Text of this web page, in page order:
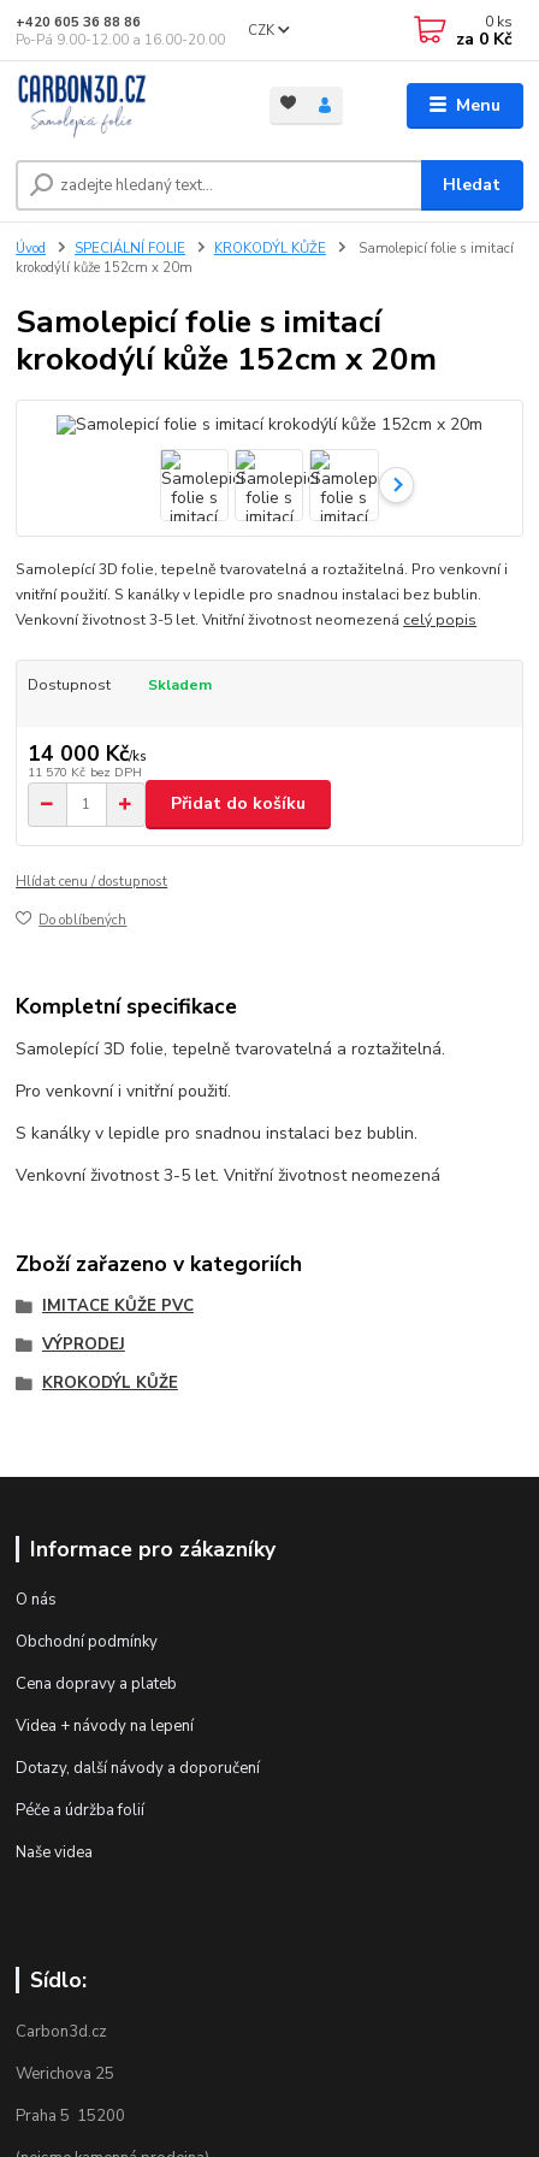
Menu
CZK
Hledat
+420 605 36 88 86
Po-Pá 9.00-12.00 a 16.00-20.00
0 ks
za 0 Kč
Úvod SPECIÁLNÍ FOLIE KROKODÝL KŮŽE
Samolepicí folie s imitací
krokodýlí kůže 152cm x 20m
Samolepicí folie s imitací
krokodýlí kůže 152cm x 20m
Samolepící 3D folie, tepelně tvarovatelná a roztažitelná. Pro venkovní i
vnitřní použití. S kanálky v lepidle pro snadnou instalaci bez bublin.
Venkovní životnost 3-5 let. Vnitřní životnost neomezená celý popis
Dostupnost Skladem
14 000 Kč/ks
11 570 Kč bez DPH
Přidat do košíku
Hlídat cenu / dostupnost
Do oblíbených
Kompletní specifikace
Samolepící 3D folie, tepelně tvarovatelná a roztažitelná.
Pro venkovní i vnitřní použití.
S kanálky v lepidle pro snadnou instalaci bez bublin.
Venkovní životnost 3-5 let. Vnitřní životnost neomezená
Zboží zařazeno v kategoriích
IMITACE KŮŽE PVC
VÝPRODEJ
KROKODÝL KŮŽE
Informace pro zákazníky
O nás
Obchodní podmínky
Cena dopravy a plateb
Videa + návody na lepení
Dotazy, další návody a doporučení
Péče a údržba folií
Naše videa
Sídlo:
Carbon3d.cz
Werichova 25
Praha 5 15200